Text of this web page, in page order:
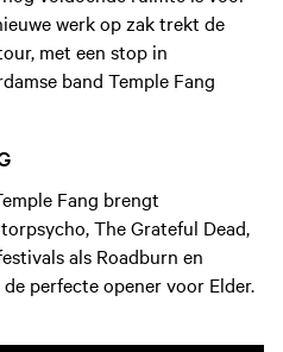
werk op zak trekt de
met een stop in
band Temple Fang
Fang brengt
The Grateful Dead,
als Roadburn en
perfecte opener voor Elder.